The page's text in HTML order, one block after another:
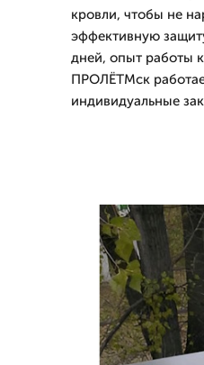
кровли, чтобы не
эффективную
дней, опыт работы
ПРОЛЁТМск
индивидуальные